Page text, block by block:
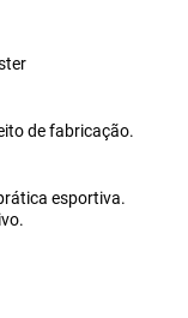
de fabricação.
esportiva.